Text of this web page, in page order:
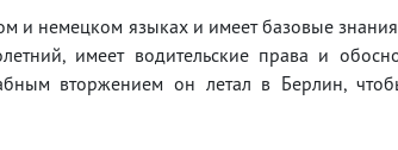
и немецком языках и имеет базовые
имеет водительские права и
вторжением он летал в Берлин,